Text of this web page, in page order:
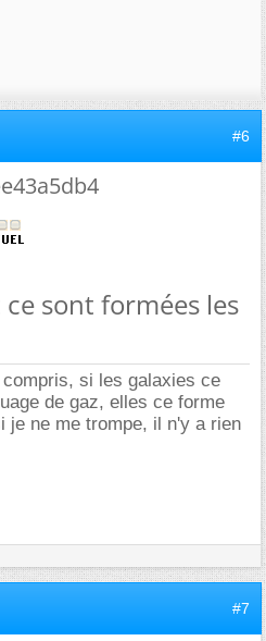
#6
ce sont formées les
si les galaxies ce
de gaz, elles ce forme
je ne me trompe, il n'y a rien
#7